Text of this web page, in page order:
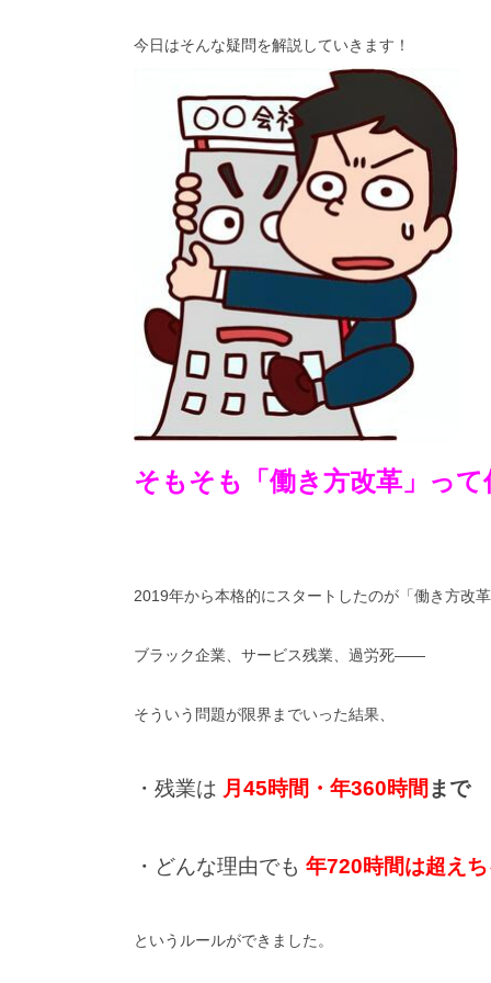
今日はそんな疑問を解説していきます！
そもそも「働き方改革」って
2019年から本格的にスタートしたのが「働き方改革
ブラック企業、サービス残業、過労死――
そういう問題が限界までいった結果、
・残業は 月45時間・年360時間 まで
・どんな理由でも 年720時間は超えち
というルールができました。